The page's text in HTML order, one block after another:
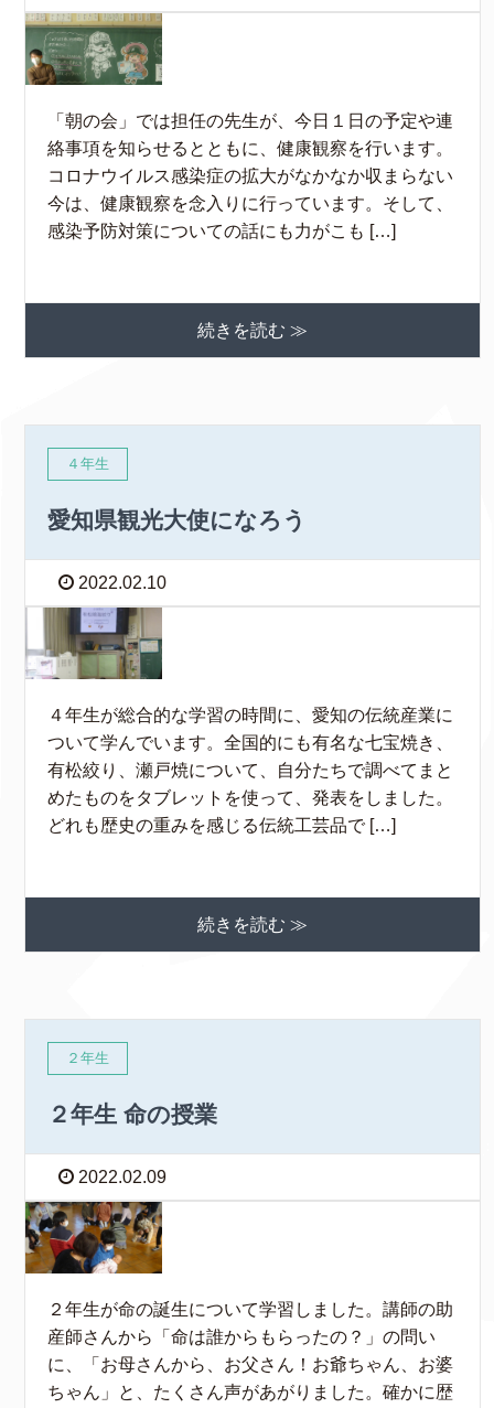
「朝の会」では担任の先生が、今日１日の予定や連
絡事項を知らせるとともに、健康観察を行います。
コロナウイルス感染症の拡大がなかなか収まらない
今は、健康観察を念入りに行っています。そして、
感染予防対策についての話にも力がこも […]
続きを読む ≫
４年生
愛知県観光大使になろう
2022.02.10
４年生が総合的な学習の時間に、愛知の伝統産業に
ついて学んでいます。全国的にも有名な七宝焼き、
有松絞り、瀬戸焼について、自分たちで調べてまと
めたものをタブレットを使って、発表をしました。
どれも歴史の重みを感じる伝統工芸品で […]
続きを読む ≫
２年生
２年生 命の授業
2022.02.09
２年生が命の誕生について学習しました。講師の助
産師さんから「命は誰からもらったの？」の問い
に、「お母さんから、お父さん！お爺ちゃん、お婆
ちゃん」と、たくさん声があがりました。確かに歴